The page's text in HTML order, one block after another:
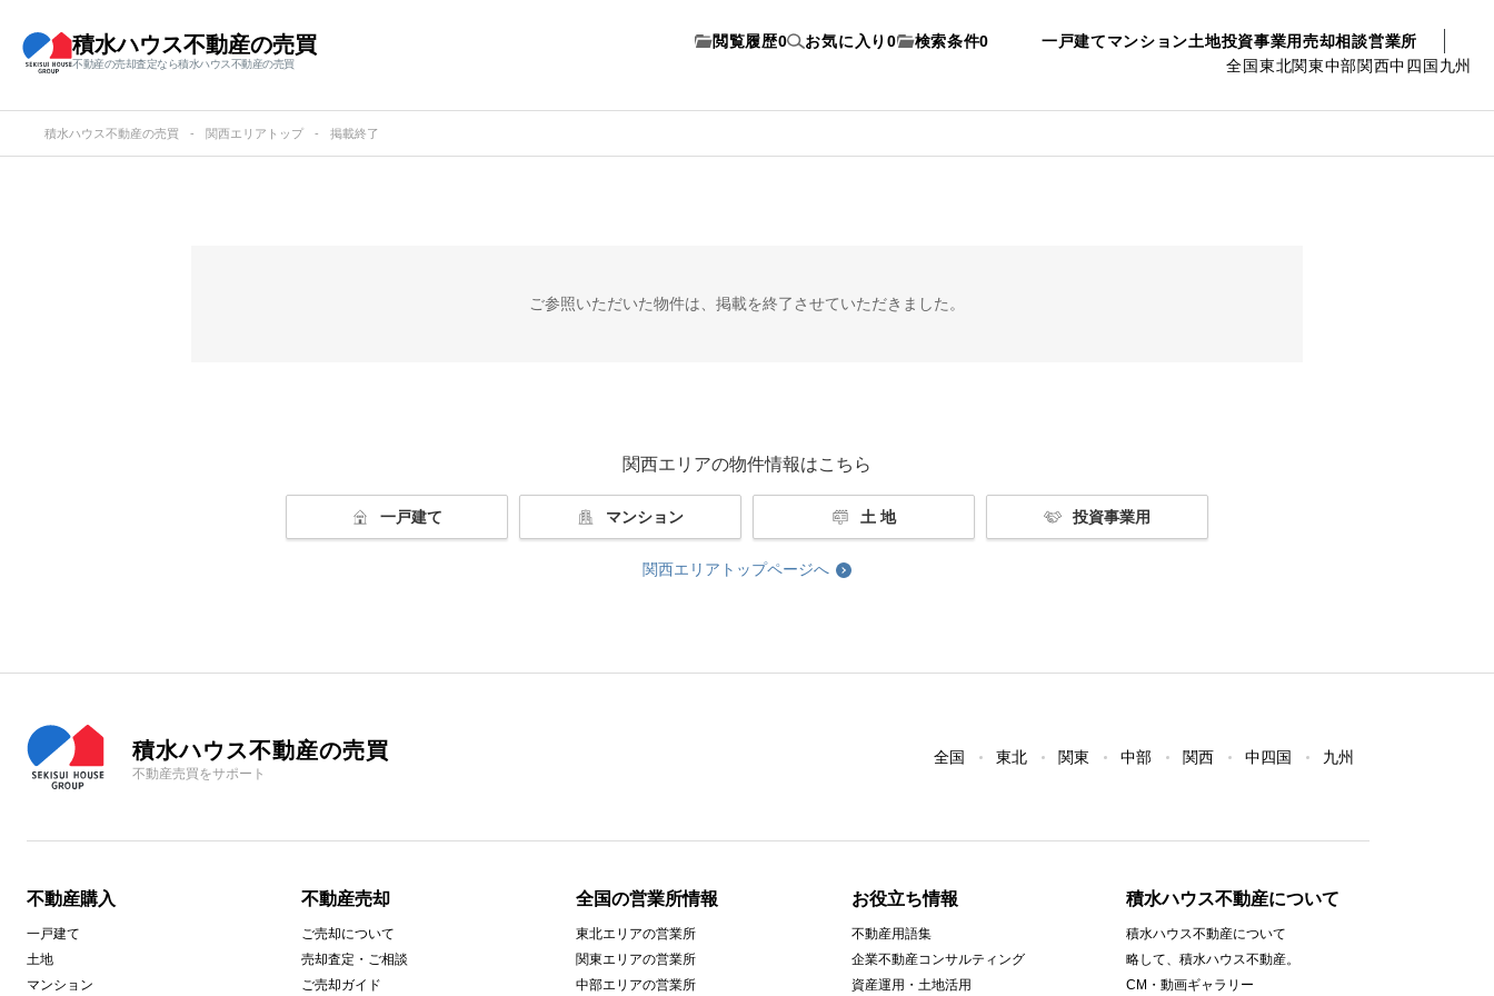
積水ハウス不動産の売買
不動産の売却査定なら積水ハウス不動産の売買
一戸建てマンション土地投資事業用売却相談営業所
全国東北関東中部関西中四国九州
閲覧履歴0 お気に入り 0 検索条件0
積水ハウス不動産の売買 関西エリアトップ 掲載終了
ご参照いただいた物件は、 掲載を終了させていただきました。
関西エリアの物件情報はこちら
一戸建て マンション 土 地 投資事業用
関西エリアトップページへ
積水ハウス不動産の売買
不動産売買をサポート
全国 東北 関東 中部 関西 中四国 九州
不動産購入
一戸建て
土地
マンション
不動産売却
ご売却について
売却査定・ご相談
ご売却ガイド
全国の営業所情報
東北エリアの営業所
関東エリアの営業所
中部エリアの営業所
お役立ち情報
不動産用語集
企業不動産コンサルティング
資産運用・土地活用
積水ハウス不動産について
積水ハウス不動産について
略して、積水ハウス不動産。
CM・動画ギャラリー